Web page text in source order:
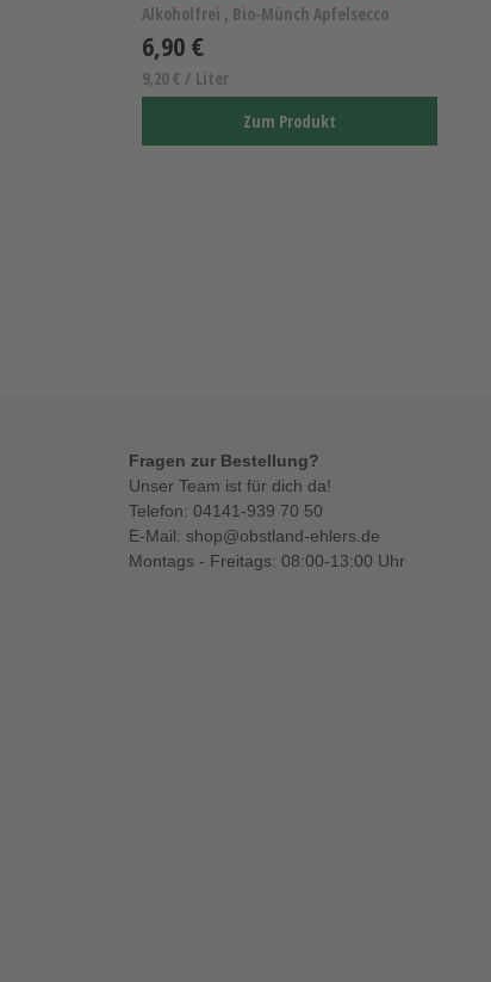
Alkoholfrei , Bio-Münch Apfelsecco
6,90 €
9,20 € / Liter
Zum Produkt
Fragen zur Bestellung?
Unser Team ist für dich da!
Telefon: 04141-939 70 50
E-Mail: shop@obstland-ehlers.de
Montags - Freitags: 08:00-13:00 Uhr